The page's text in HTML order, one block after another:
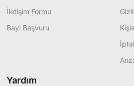
İletişim Formu
Bayi Başvuru
Yardım